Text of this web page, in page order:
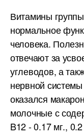
Витамины
нормальное
человека.
отвечают за
углеводов, а
нервной
оказался
молочные с
B12 - 0.17 мг.,